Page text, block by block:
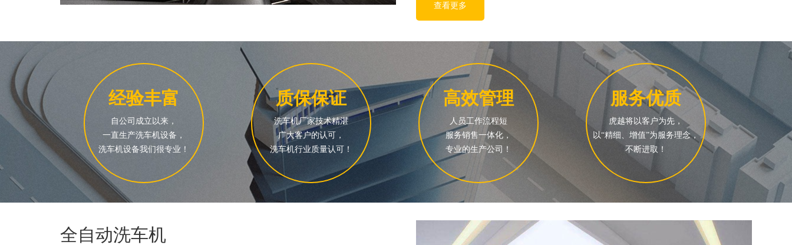
查看更多
经验丰富
自公司成立以来，
一直生产洗车机设备，
洗车机设备我们很专业！
质保保证
洗车机厂家技术精湛
广大客户的认可，
洗车机行业质量认可！
高效管理
人员工作流程短
服务销售一体化，
专业的生产公司！
服务优质
虎越将以客户为先，
以“精细、增值”为服务理念，
不断进取！
全自动洗车机